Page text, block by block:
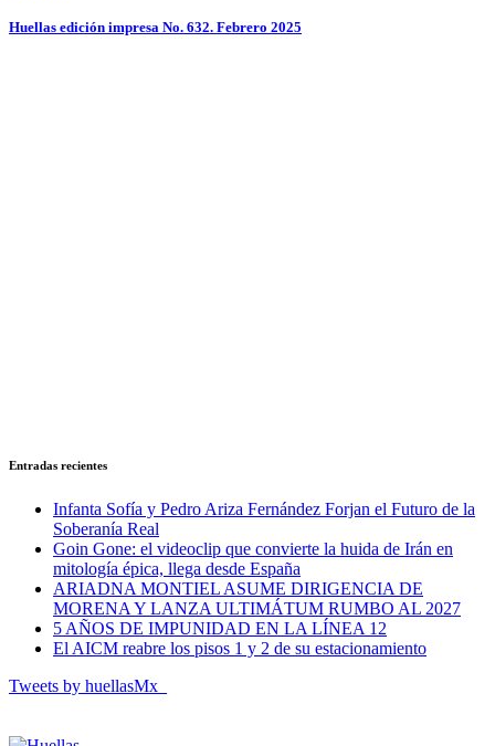
Huellas edición impresa No. 632. Febrero 2025
Entradas recientes
Infanta Sofía y Pedro Ariza Fernández Forjan el Futuro de la
Soberanía Real
Goin Gone: el videoclip que convierte la huida de Irán en
mitología épica, llega desde España
ARIADNA MONTIEL ASUME DIRIGENCIA DE
MORENA Y LANZA ULTIMÁTUM RUMBO AL 2027
5 AÑOS DE IMPUNIDAD EN LA LÍNEA 12
El AICM reabre los pisos 1 y 2 de su estacionamiento
Tweets by huellasMx_